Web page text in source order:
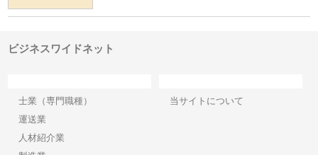
ビジネスワイドネット
士業（専門職種）
運送業
人材紹介業
当サイトについて